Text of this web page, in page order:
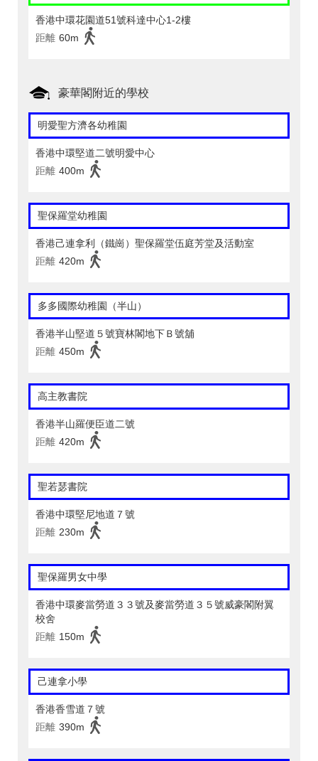
香港中環花園道51號科達中心1-2樓
距離 60m
豪華閣附近的學校
明愛聖方濟各幼稚園
香港中環堅道二號明愛中心
距離 400m
聖保羅堂幼稚園
香港己連拿利（鐵崗）聖保羅堂伍庭芳堂及活動室
距離 420m
多多國際幼稚園（半山）
香港半山堅道５號寶林閣地下Ｂ號舖
距離 450m
高主教書院
香港半山羅便臣道二號
距離 420m
聖若瑟書院
香港中環堅尼地道７號
距離 230m
聖保羅男女中學
香港中環麥當勞道３３號及麥當勞道３５號威豪閣附翼
校舍
距離 150m
己連拿小學
香港香雪道７號
距離 390m